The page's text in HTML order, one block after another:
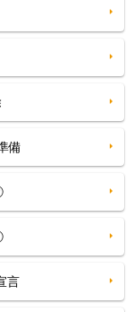
備
言